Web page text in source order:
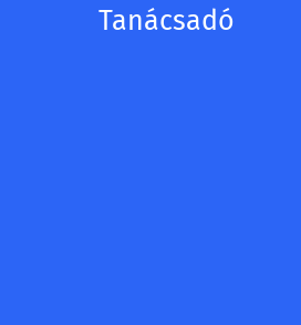
Tanácsadó